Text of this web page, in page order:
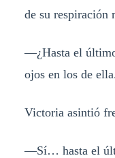
de su respiración
—¿Hasta el
ojos en los de
Victoria asintió
—Sí… hasta el